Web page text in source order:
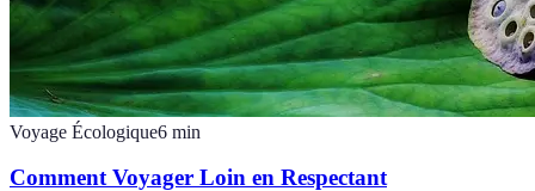
Voyage Écologique6 min
Comment Voyager Loin en Respectant